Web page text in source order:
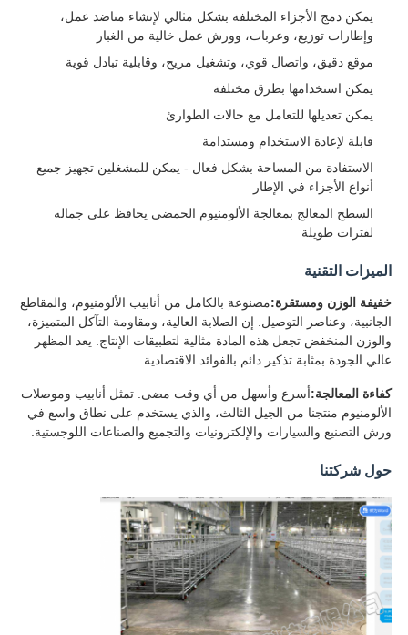
يمكن دمج الأجزاء المختلفة بشكل مثالي لإنشاء مناضد عمل،
وإطارات توزيع، وعربات، وورش عمل خالية من الغبار
موقع دقيق، واتصال قوي، وتشغيل مريح، وقابلية تبادل قوية
يمكن استخدامها بطرق مختلفة
يمكن تعديلها للتعامل مع حالات الطوارئ
قابلة لإعادة الاستخدام ومستدامة
الاستفادة من المساحة بشكل فعال - يمكن للمشغلين تجهيز جميع
أنواع الأجزاء في الإطار
السطح المعالج بمعالجة الألومنيوم الحمضي يحافظ على جماله
لفترات طويلة
الميزات التقنية
خفيفة الوزن ومستقرة:مصنوعة بالكامل من أنابيب الألومنيوم، والمقاطع
الجانبية، وعناصر التوصيل. إن الصلابة العالية، ومقاومة التآكل المتميزة،
والوزن المنخفض تجعل هذه المادة مثالية لتطبيقات الإنتاج. يعد المظهر
عالي الجودة بمثابة تذكير دائم بالفوائد الاقتصادية.
كفاءة المعالجة:أسرع وأسهل من أي وقت مضى. تمثل أنابيب وموصلات
الألومنيوم منتجنا من الجيل الثالث، والذي يستخدم على نطاق واسع في
ورش التصنيع والسيارات والإلكترونيات والتجميع والصناعات اللوجستية.
حول شركتنا